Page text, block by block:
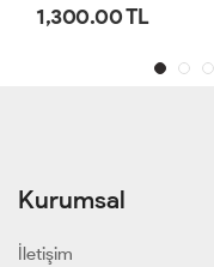
1,300.00 TL
Kurumsal
İletişim